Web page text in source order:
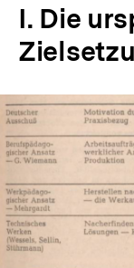
I. Die